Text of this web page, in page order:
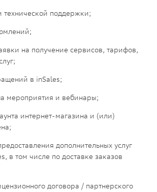
технической поддержки;
на получение сервисов, тарифов,
в inSales;
мероприятия и вебинары;
интернет-магазина и (или)
дополнительных услуг
в том числе по доставке заказов
договора / партнерского